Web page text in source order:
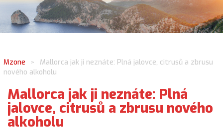
Mzone >
Mallorca jak ji neznáte: Plná jalovce, citrusů a zbrusu
nového alkoholu
Mallorca jak ji neznáte: Plná
jalovce, citrusů a zbrusu nového
alkoholu